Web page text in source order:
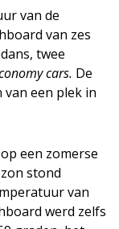
van de
van zes
twee
cars. De
van een plek in
een zomerse
stond
van
werd zelfs